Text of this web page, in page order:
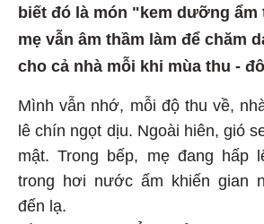
biết đó là món "kem dưỡng
mẹ vẫn âm thầm làm để chăm
cho cả nhà mỗi khi mùa thu -
Mình vẫn nhớ, mỗi độ thu về,
lê chín ngọt dịu. Ngoài hiên, gió
mật. Trong bếp, mẹ đang hấp
trong hơi nước ấm khiến gian
đến lạ.